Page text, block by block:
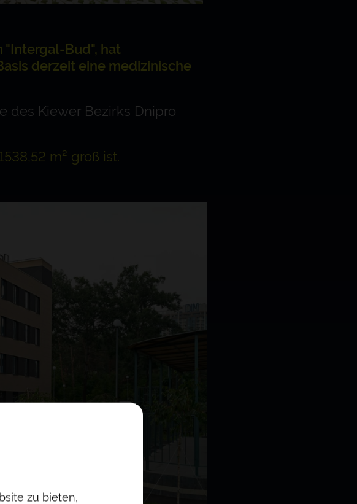
"Intergal-Bud", hat
derzeit eine medizinische
des Kiewer Bezirks Dnipro
1538,52 m² groß ist.
zu bieten,